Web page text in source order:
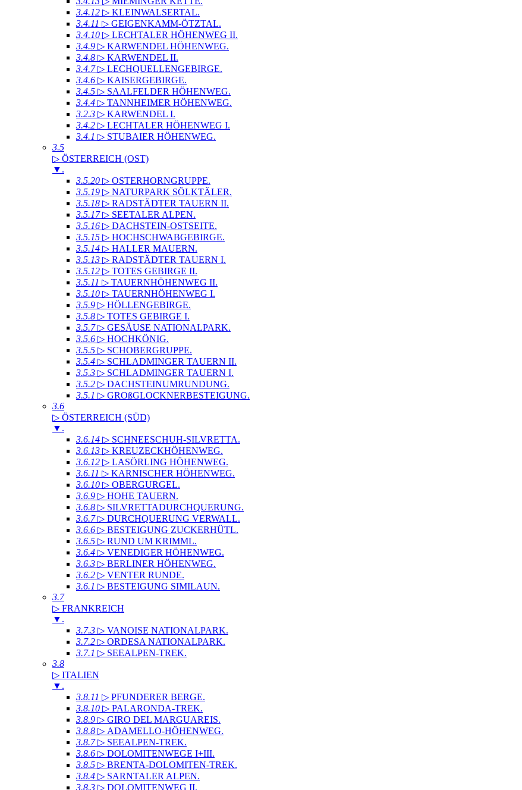
3.4.12 ▷ KLEINWALSERTAL.
3.4.11 ▷ GEIGENKAMM-ÖTZTAL.
3.4.10 ▷ LECHTALER HÖHENWEG II.
3.4.9 ▷ KARWENDEL HÖHENWEG.
3.4.8 ▷ KARWENDEL II.
3.4.7▷ LECHQUELLENGEBIRGE.
3.4.6 ▷ KAISERGEBIRGE.
3.4.5 ▷ SAALFELDER HÖHENWEG.
3.4.4 ▷ TANNHEIMER HÖHENWEG.
3.2.3 ▷ KARWENDEL I.
3.4.2 ▷ LECHTALER HÖHENWEG I.
3.4.1 ▷ STUBAIER HÖHENWEG.
3.5
▷ ÖSTERREICH (OST)
▼ .
3.5.20 ▷ OSTERHORNGRUPPE.
3.5.19 ▷ NATURPARK SÖLKTÄLER.
3.5.18 ▷ RADSTÄDTER TAUERN II.
3.5.17▷ SEETALER ALPEN.
3.5.16 ▷ DACHSTEIN-OSTSEITE.
3.5.15 ▷ HOCHSCHWABGEBIRGE.
3.5.14 ▷ HALLER MAUERN.
3.5.13 ▷ RADSTÄDTER TAUERN I.
3.5.12 ▷ TOTES GEBIRGE II.
3.5.11 ▷ TAUERNHÖHENWEG II.
3.5.10 ▷ TAUERNHÖHENWEG I.
3.5.9 ▷ HÖLLENGEBIRGE.
3.5.8 ▷ TOTES GEBIRGE I.
3.5.7▷ GESÄUSE NATIONALPARK.
3.5.6 ▷ HOCHKÖNIG.
3.5.5 ▷ SCHOBERGRUPPE.
3.5.4 ▷ SCHLADMINGER TAUERN II.
3.5.3 ▷ SCHLADMINGER TAUERN I.
3.5.2 ▷ DACHSTEINUMRUNDUNG.
3.5.1 ▷ GROßGLOCKNERBESTEIGUNG.
3.6
▷ ÖSTERREICH (SÜD)
▼ .
3.6.14 ▷ SCHNEESCHUH-SILVRETTA.
3.6.13 ▷ KREUZECKHÖHENWEG.
3.6.12 ▷ LASÖRLING HÖHENWEG.
3.6.11 ▷ KARNISCHER HÖHENWEG.
3.6.10 ▷ OBERGURGEL.
3.6.9 ▷ HOHE TAUERN.
3.6.8 ▷ SILVRETTADURCHQUERUNG.
3.6.7▷ DURCHQUERUNG VERWALL.
3.6.6 ▷ BESTEIGUNG ZUCKERHÜTL.
3.6.5 ▷ RUND UM KRIMML.
3.6.4 ▷ VENEDIGER HÖHENWEG.
3.6.3 ▷ BERLINER HÖHENWEG.
3.6.2 ▷ VENTER RUNDE.
3.6.1 ▷ BESTEIGUNG SIMILAUN.
3.7
▷ FRANKREICH
▼ .
3.7.3 ▷ VANOISE NATIONALPARK.
3.7.2 ▷ ORDESA NATIONALPARK.
3.7.1 ▷ SEEALPEN-TREK.
3.8
▷ ITALIEN
▼ .
3.8.11 ▷ PFUNDERER BERGE.
3.8.10 ▷ PALARONDA-TREK.
3.8.9 ▷ GIRO DEL MARGUAREIS.
3.8.8 ▷ ADAMELLO-HÖHENWEG.
3.8.7▷ SEEALPEN-TREK.
3.8.6 ▷ DOLOMITENWEGE I+III.
3.8.5 ▷ BRENTA-DOLOMITEN-TREK.
3.8.4 ▷ SARNTALER ALPEN.
3.8.3 ▷ DOLOMITENWEG II.